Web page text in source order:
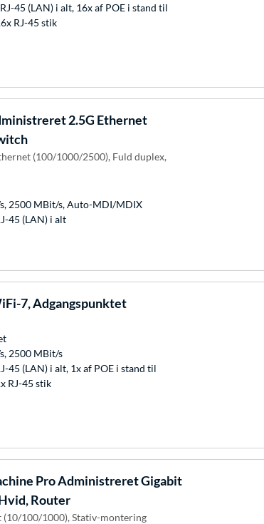
45 (LAN) i alt, 16x af POE i stand til
RJ-45 stik
2.5G Ethernet
(100/1000/2500), Fuld duplex,
2500 MBit/s, Auto-MDI/MDIX
45 (LAN) i alt
7, Adgangspunktet
2500 MBit/s
45 (LAN) i alt, 1x af POE i stand til
RJ-45 stik
Pro Administreret Gigabit
Router
100/1000), Stativ-montering